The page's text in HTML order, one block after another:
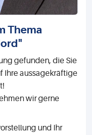
Thema
gefunden, die Sie
Ihre aussagekräftige
wir gerne
und Ihr